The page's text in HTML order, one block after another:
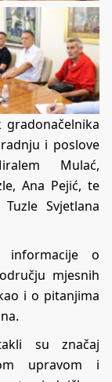
i poslove
Mulać,
Ana Pejić, te
Svjetlana
informacije o
mjesnih
i o pitanjima
su značaj
upravom i